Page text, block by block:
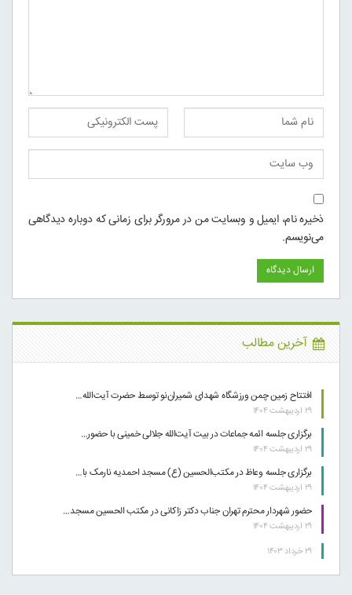
ذخیره نام، ایمیل و وبسایت من در مرورگر برای زمانی که دوباره دیدگاهی
می‌نویسم.
آخرین مطالب
افتتاح زمین چمن ورزشگاه شهدای شمیران‌نو توسط حضرت آیت‌الله…
۲۹ اردیبهشت ۱۴۰۴
برگزاری جلسه ائمه جماعات در بیت آیت‌الله جلالی خمینی با حضور…
۲۹ اردیبهشت ۱۴۰۴
برگزاری جلسه وعاظ در مکتب‌الحسین (ع) مسجد احمدیه نارمک با…
۲۹ اردیبهشت ۱۴۰۴
حضور شهردار محترم تهران جناب دکتر زاکانی در مکتب الحسین مسجد…
۲۹ اردیبهشت ۱۴۰۴
۲۹ خرداد ۱۴۰۳